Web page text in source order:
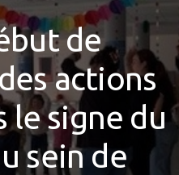
de
actions
le signe du
sein de